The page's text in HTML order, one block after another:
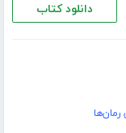
دانلود کتاب
رمان‌ها